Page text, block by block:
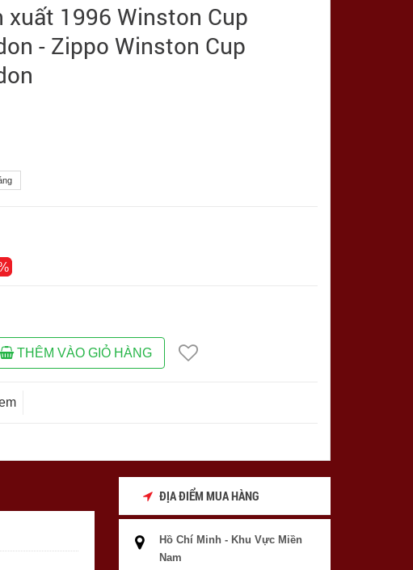
xuất 1996 Winston Cup
- Zippo Winston Cup
THÊM VÀO GIỎ HÀNG
ĐỊA ĐIỂM MUA HÀNG
Hồ Chí Minh - Khu Vực Miền
Nam